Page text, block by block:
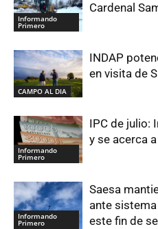
Informando
Primero
Cardenal
CAMPO AL DIA
INDAP
en visita de
Informando
Primero
IPC de julio:
y se acerca
Informando
Primero
Saesa
ante
este fin de